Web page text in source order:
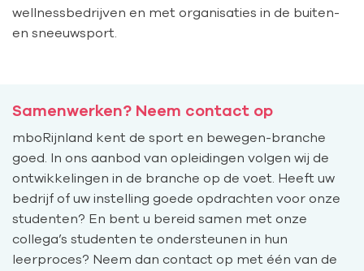
wellnessbedrijven en met organisaties in de buiten-
en sneeuwsport.
Samenwerken? Neem contact op
mboRijnland kent de sport en bewegen-branche
goed. In ons aanbod van opleidingen volgen wij de
ontwikkelingen in de branche op de voet. Heeft uw
bedrijf of uw instelling goede opdrachten voor onze
studenten? En bent u bereid samen met onze
collega’s studenten te ondersteunen in hun
leerproces? Neem dan contact op met één van de